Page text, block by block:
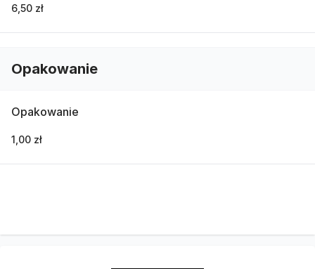
6,50 zł
Opakowanie
Opakowanie
1,00 zł